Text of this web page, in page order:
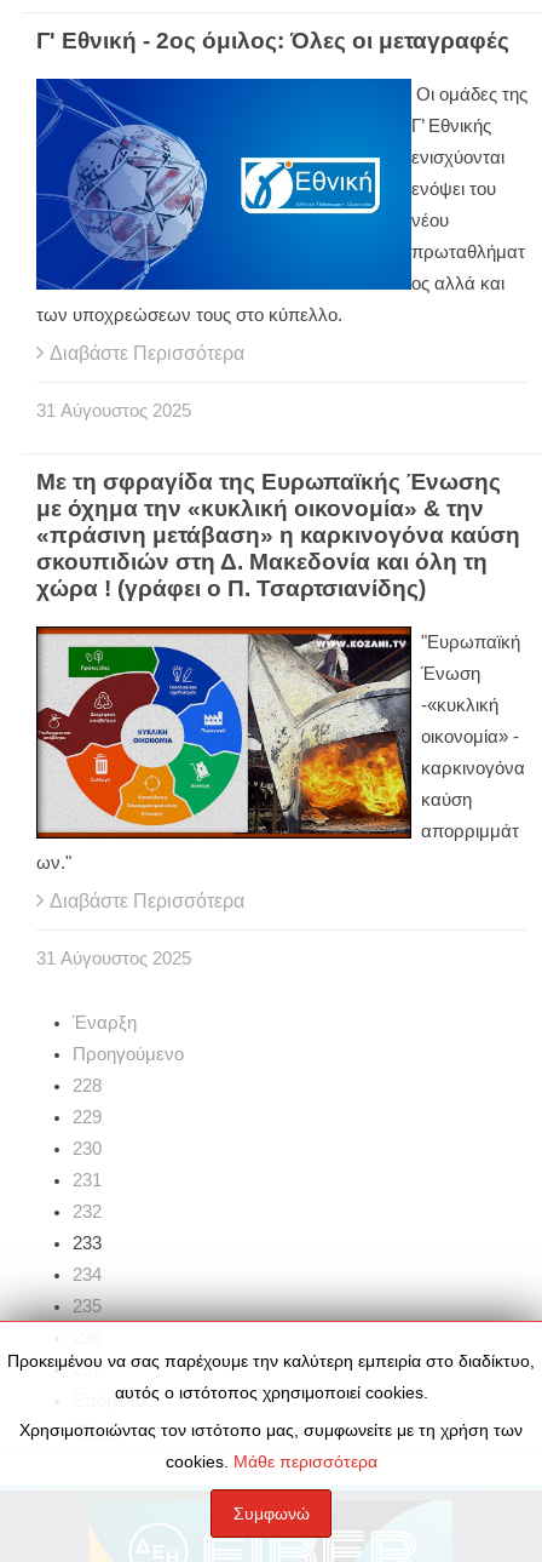
Γ' Εθνική - 2ος όμιλος: Όλες οι μεταγραφές
Οι ομάδες της
Γ’ Εθνικής
ενισχύονται
ενόψει του
νέου
πρωταθλήματ
ος αλλά και
των υποχρεώσεων τους στο κύπελλο.
Διαβάστε Περισσότερα
31 Αύγουστος 2025
Με τη σφραγίδα της Ευρωπαϊκής Ένωσης
με όχημα την «κυκλική οικονομία» & την
«πράσινη μετάβαση» η καρκινογόνα καύση
σκουπιδιών στη Δ. Μακεδονία και όλη τη
χώρα ! (γράφει ο Π. Τσαρτσιανίδης)
"Ευρωπαϊκή
Ένωση
-«κυκλική
οικονομία» -
καρκινογόνα
καύση
απορριμμάτ
ων."
Διαβάστε Περισσότερα
31 Αύγουστος 2025
Έναρξη
Προηγούμενο
228
229
230
231
232
233
234
235
237
Επόμενο
Τέλος
Προκειμένου να σας παρέχουμε την καλύτερη εμπειρία στο διαδίκτυο,
αυτός ο ιστότοπος χρησιμοποιεί cookies.
Χρησιμοποιώντας τον ιστότοπο μας, συμφωνείτε με τη χρήση των
cookies. Μάθε περισσότερα
Συμφωνώ